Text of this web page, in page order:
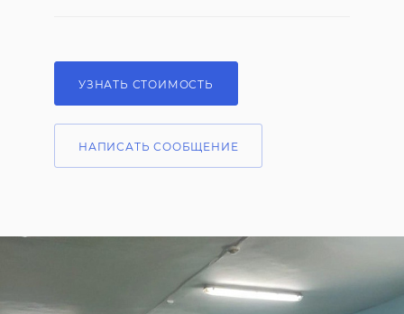
УЗНАТЬ СТОИМОСТЬ
НАПИСАТЬ СООБЩЕНИЕ